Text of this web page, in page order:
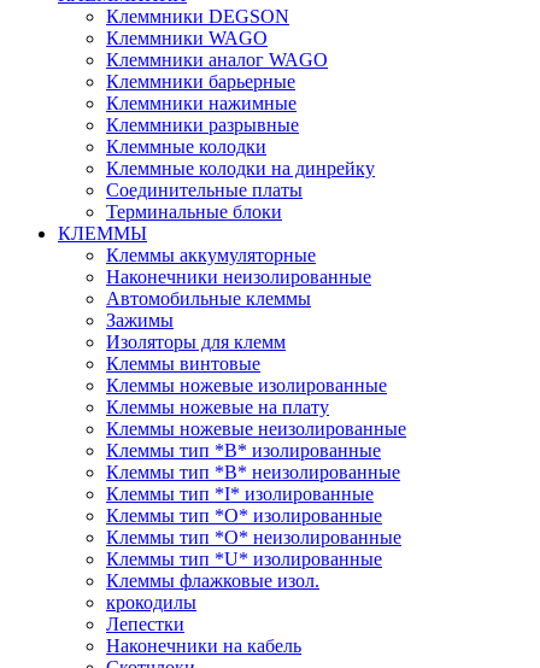
Клеммники DEGSON
Клеммники WAGO
Клеммники аналог WAGO
Клеммники барьерные
Клеммники нажимные
Клеммники разрывные
Клеммные колодки
Клеммные колодки на динрейку
Соединительные платы
Терминальные блоки
КЛЕММЫ
Клеммы аккумуляторные
Наконечники неизолированные
Автомобильные клеммы
Зажимы
Изоляторы для клемм
Клеммы винтовые
Клеммы ножевые изолированные
Клеммы ножевые на плату
Клеммы ножевые неизолированные
Клеммы тип *B* изолированные
Клеммы тип *B* неизолированные
Клеммы тип *I* изолированные
Клеммы тип *O* изолированные
Клеммы тип *O* неизолированные
Клеммы тип *U* изолированные
Клеммы флажковые изол.
крокодилы
Лепестки
Наконечники на кабель